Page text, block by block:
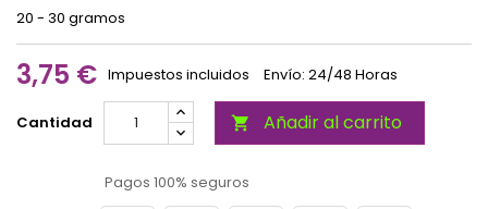
20 - 30 gramos
3,75 € Impuestos incluidos Envío: 24/48 Horas
Cantidad  Añadir al carrito
Pagos 100% seguros